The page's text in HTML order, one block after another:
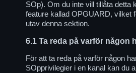
SOp). Om du inte vill tillåta detta
feature kallad OPGUARD, vilket
utav denna sektion.
6.1 Ta reda på varför någon
För att ta reda på varför någon
SOpprivilegier i en kanal kan du